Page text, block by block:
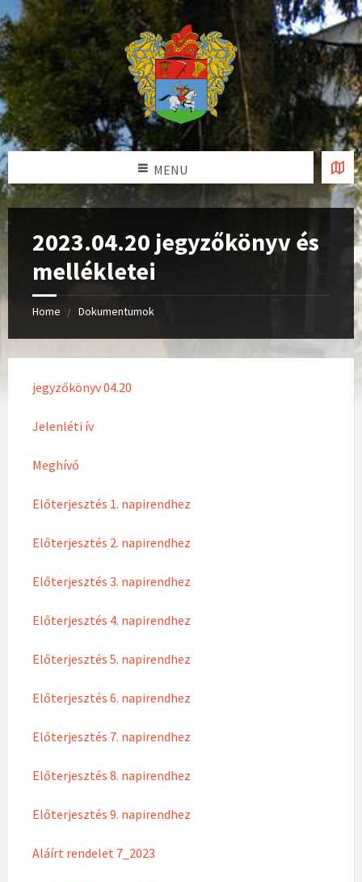
MENU
2023.04.20 jegyzőkönyv és
mellékletei
Home Dokumentumok
jegyzőkönyv 04.20
Jelenléti ív
Meghívó
Előterjesztés 1. napirendhez
Előterjesztés 2. napirendhez
Előterjesztés 3. napirendhez
Előterjesztés 4. napirendhez
Előterjesztés 5. napirendhez
Előterjesztés 6. napirendhez
Előterjesztés 7. napirendhez
Előterjesztés 8. napirendhez
Előterjesztés 9. napirendhez
Aláírt rendelet 7_2023